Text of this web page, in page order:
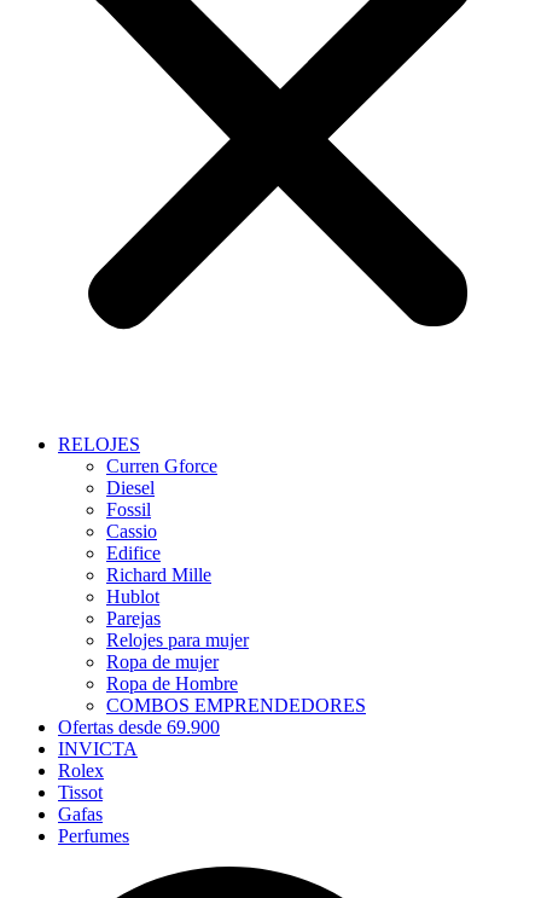
RELOJES
Curren Gforce
Diesel
Fossil
Cassio
Edifice
Richard Mille
Hublot
Parejas
Relojes para mujer
Ropa de mujer
Ropa de Hombre
COMBOS EMPRENDEDORES
Ofertas desde 69.900
INVICTA
Rolex
Tissot
Gafas
Perfumes